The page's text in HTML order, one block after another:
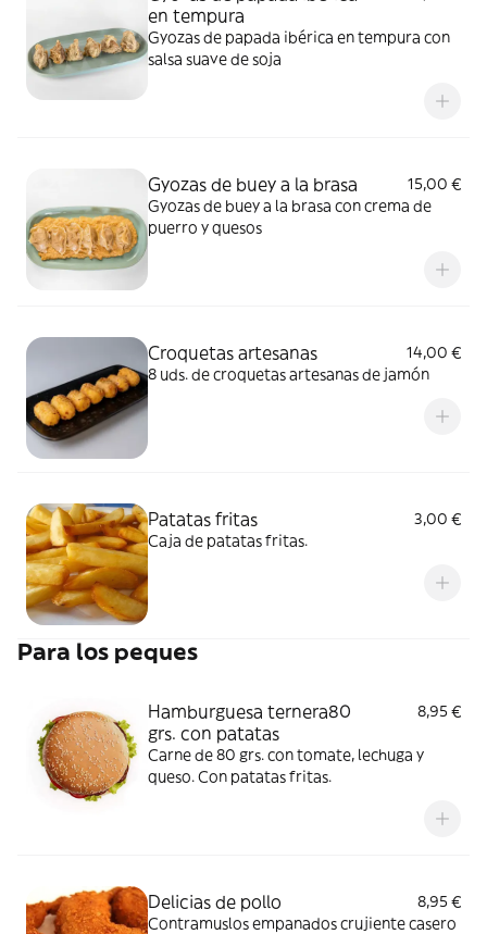
en tempura
Gyozas de papada ibérica en tempura con
salsa suave de soja
Gyozas de buey a la brasa
15,00 €
Gyozas de buey a la brasa con crema de
puerro y quesos
Croquetas artesanas
14,00 €
8 uds. de croquetas artesanas de jamón
Patatas fritas
3,00 €
Caja de patatas fritas.
Para los peques
Hamburguesa ternera80
grs. con patatas
8,95 €
Carne de 80 grs. con tomate, lechuga y
queso. Con patatas fritas.
Delicias de pollo
8,95 €
Contramuslos empanados crujiente casero